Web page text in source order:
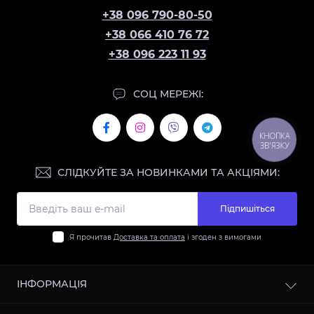
+38 096 790-80-50
+38 066 410 76 72
+38 096 223 11 93
СОЦ МЕРЕЖІ:
СЛІДКУЙТЕ ЗА НОВИНКАМИ ТА АКЦІЯМИ:
Підпишіться
Я прочитав Доставка та оплата і згоден з вимогами
ІНФОРМАЦІЯ
КНОПКА
ЗВ'ЯЗКУ